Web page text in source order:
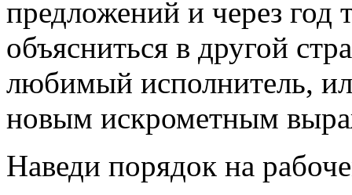
предложений и через год
объясниться в другой
любимый исполнитель,
новым искрометным
Наведи порядок на